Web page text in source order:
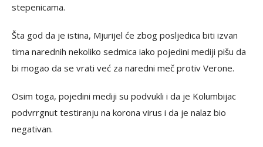
stepenicama.
Šta god da je istina, Mjurijel će zbog posljedica biti izvan
tima narednih nekoliko sedmica iako pojedini mediji pišu da
bi mogao da se vrati već za naredni meč protiv Verone.
Osim toga, pojedini mediji su podvukli i da je Kolumbijac
podvrrgnut testiranju na korona virus i da je nalaz bio
negativan.